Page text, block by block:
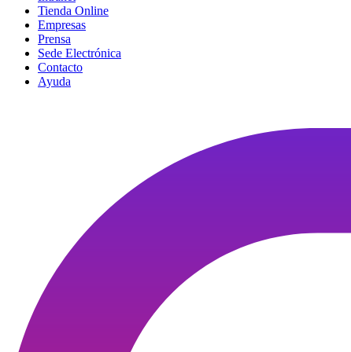
Tienda Online
Empresas
Prensa
Sede Electrónica
Contacto
Ayuda